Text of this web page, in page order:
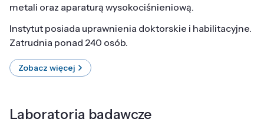
metali oraz aparaturą wysokociśnieniową.
Instytut posiada uprawnienia doktorskie i habilitacyjne.
Zatrudnia ponad 240 osób.
Zobacz więcej
Laboratoria badawcze